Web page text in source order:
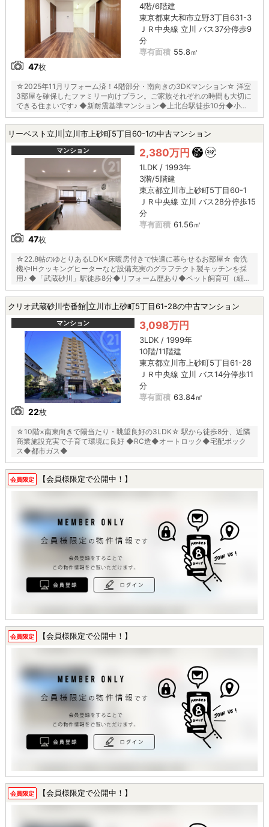
47枚
4階/6階建
東京都東大和市立野3丁目631-3
ＪＲ中央線 立川 バス37分停歩9
分
専有面積 55.8㎡
☆2025年11月リフォーム済！4階部分・南向きの3DKマンション☆ 洋室
3部屋を確保したファミリー向けプラン。ご家族それぞれの時間も大切に
できる住まいです♪ ◆新耐震基準マンション◆上北台駅徒歩10分◆小学
校徒歩2分◆保育園徒歩1分◆スーパー徒歩11分◆都市ガス◆エレベータ
ー有◆
リーベスト立川|立川市上砂町5丁目60-1の中古マンション
マンション
47枚
2,380万円
1LDK / 1993年
3階/5階建
東京都立川市上砂町5丁目60-1
ＪＲ中央線 立川 バス28分停歩15
分
専有面積 61.56㎡
☆22.8帖のゆとりあるLDK×床暖房付きで快適に暮らせるお部屋☆ 食洗
機やIHクッキングヒーターなど設備充実のグラフテクト製キッチンを採
用♪ ◆「武蔵砂川」駅徒歩8分◆リフォーム歴あり◆ペット飼育可（細則
あり）◆都市ガス◆
クリオ武蔵砂川壱番館|立川市上砂町5丁目61-28の中古マンション
マンション
22枚
3,098万円
3LDK / 1999年
10階/11階建
東京都立川市上砂町5丁目61-28
ＪＲ中央線 立川 バス14分停歩11
分
専有面積 63.84㎡
☆10階×南東向きで陽当たり・眺望良好の3LDK☆ 駅から徒歩8分、近隣
商業施設充実で子育て環境に良好 ◆RC造◆オートロック◆宅配ボック
ス◆都市ガス◆
会員限定 【会員様限定で公開中！】
会員限定 【会員様限定で公開中！】
会員限定 【会員様限定で公開中！】